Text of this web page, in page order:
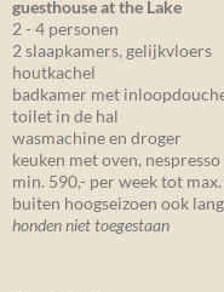
guesthouse at the Lake
2 - 4 personen
2 slaapkamers, gelijkvloers
houtkachel
badkamer met
toilet in de hal
wasmachine en droger
keuken met oven, nespresso
min. 590,- per week tot
buiten hoogseizoen ook
honden niet toegestaan